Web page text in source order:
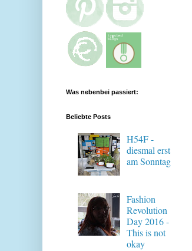
Was nebenbei passiert:
Beliebte Posts
H54F -
diesmal erst
am Sonntag
Fashion
Revolution
Day 2016 -
This is not
okay